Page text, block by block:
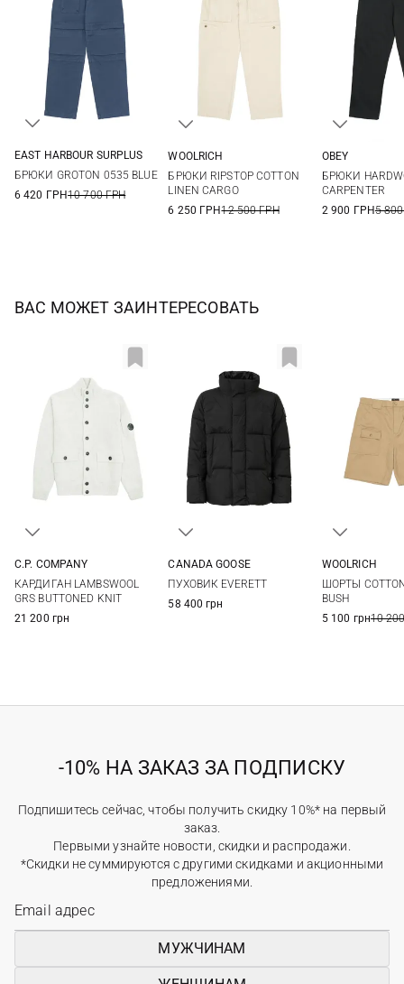
EAST HARBOUR SURPLUS
БРЮКИ GROTON 0535 BLUE
6 420 ГРН10 700 ГРН
WOOLRICH
БРЮКИ RIPSTOP COTTON
LINEN CARGO
6 250 ГРН12 500 ГРН
36
OBEY
БРЮКИ
CARPENTER
2 900 ГРН5
ВАС МОЖЕТ ЗАИНТЕРЕСОВАТЬ
C.P. COMPANY
КАРДИГАН LAMBSWOOL
GRS BUTTONED KNIT
21 200 грн
CANADA GOOSE
ПУХОВИК EVERETT
58 400 грн
WOOLRICH
ШОРТЫ
BUSH
5 100 грн10
-10% НА ЗАКАЗ ЗА ПОДПИСКУ
Подпишитесь сейчас, чтобы получить скидку 10%* на первый
заказ.
Первыми узнайте новости, скидки и распродажи.
*Скидки не суммируются с другими скидками и акционными
предложениями.
МУЖЧИНАМ